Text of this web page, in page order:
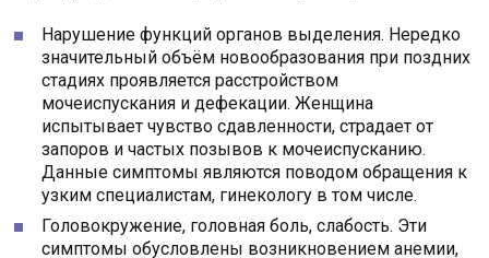
Нарушение функций органов выделения. Нередко
значительный объём новообразования при поздних
стадиях проявляется расстройством
мочеиспускания и дефекации. Женщина
испытывает чувство сдавленности, страдает от
запоров и частых позывов к мочеиспусканию.
Данные симптомы являются поводом обращения к
узким специалистам, гинекологу в том числе.
Головокружение, головная боль, слабость. Эти
симптомы обусловлены возникновением анемии,